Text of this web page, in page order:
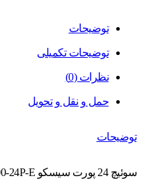
توضیحات
توضیحات تکمیلی
نظرات (0)
حمل و نقل و تحویل
توضیحات